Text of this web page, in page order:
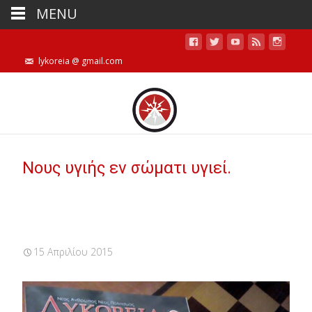
lykoreia @ gmail.com
Νους υγιής εν σώματι υγιεί.
15 Απριλίου 2015
MENU